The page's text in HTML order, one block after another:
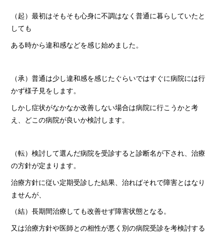
（起）最初はそもそも心身に不調はなく普通に暮らしていたと
しても
ある時から違和感などを感じ始めました。
（承）普通は少し違和感を感じたぐらいではすぐに病院には行
かず様子見をします。
しかし症状がなかなか改善しない場合は病院に行こうかと考
え、どこの病院が良いか検討します。
（転）検討して選んだ病院を受診すると診断名が下され、治療
の方針が定まります。
治療方針に従い定期受診した結果、治ればそれで障害とはなり
ませんが、
（結）長期間治療しても改善せず障害状態となる。
又は治療方針や医師との相性が悪く別の病院受診を考検討する